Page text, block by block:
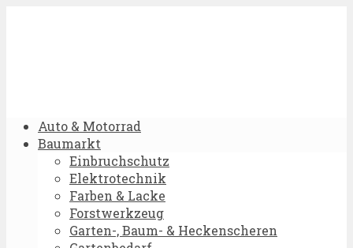
Auto & Motorrad
Baumarkt
Einbruchschutz
Elektrotechnik
Farben & Lacke
Forstwerkzeug
Garten-, Baum- & Heckenscheren